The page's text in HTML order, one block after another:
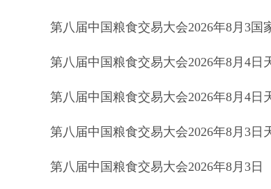
第八届中国粮食交易大会2026年8月3
第八届中国粮食交易大会2026年8月4
第八届中国粮食交易大会2026年8月4
第八届中国粮食交易大会2026年8月3
第八届中国粮食交易大会2026年8月3